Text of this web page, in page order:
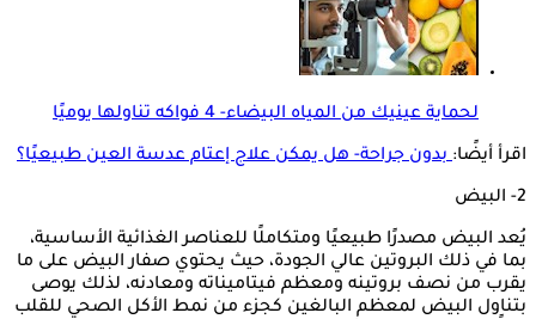
لحماية عينيك من المياه البيضاء- 4 فواكه تناولها يوميًا
اقرأ أيضًا:بدون جراحة- هل يمكن علاج إعتام عدسة العين طبيعيًا؟
2- البيض
يُعد البيض مصدرًا طبيعيًا ومتكاملًا للعناصر الغذائية الأساسية،
بما في ذلك البروتين عالي الجودة، حيث يحتوي صفار البيض على ما
يقرب من نصف بروتينه ومعظم فيتاميناته ومعادنه، لذلك يوصى
بتناول البيض لمعظم البالغين كجزء من نمط الأكل الصحي للقلب